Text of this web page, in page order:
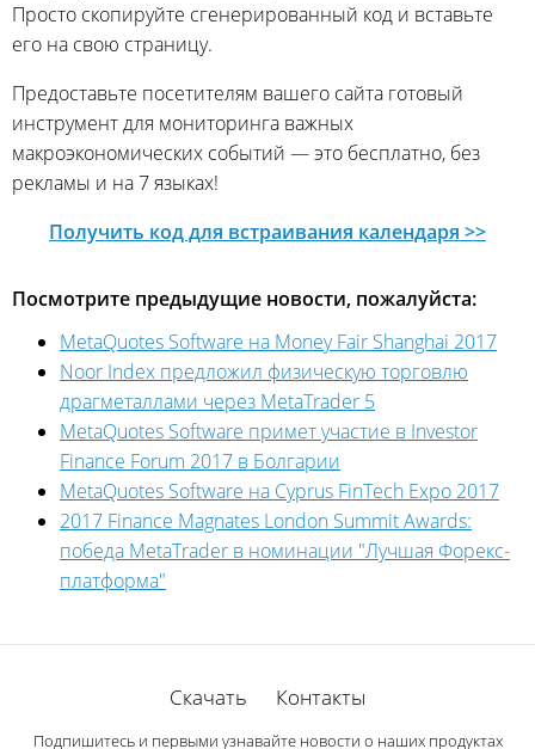
Просто скопируйте сгенерированный код и вставьте
его на свою страницу.
Предоставьте посетителям вашего сайта готовый
инструмент для мониторинга важных
макроэкономических событий — это бесплатно, без
рекламы и на 7 языках!
Получить код для встраивания календаря >>
Посмотрите предыдущие новости, пожалуйста:
MetaQuotes Software на Money Fair Shanghai 2017
Noor Index предложил физическую торговлю
драгметаллами через MetaTrader 5
MetaQuotes Software примет участие в Investor
Finance Forum 2017 в Болгарии
MetaQuotes Software на Cyprus FinTech Expo 2017
2017 Finance Magnates London Summit Awards:
победа MetaTrader в номинации "Лучшая Форекс-
платформа"
Скачать Контакты
Подпишитесь и первыми узнавайте новости о наших продуктах